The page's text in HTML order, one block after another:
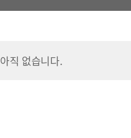
직 없습니다.